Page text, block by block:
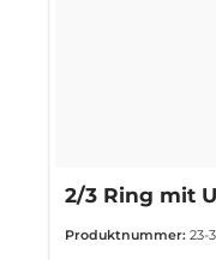
2/3 Ring mit
Produktnummer: 23-